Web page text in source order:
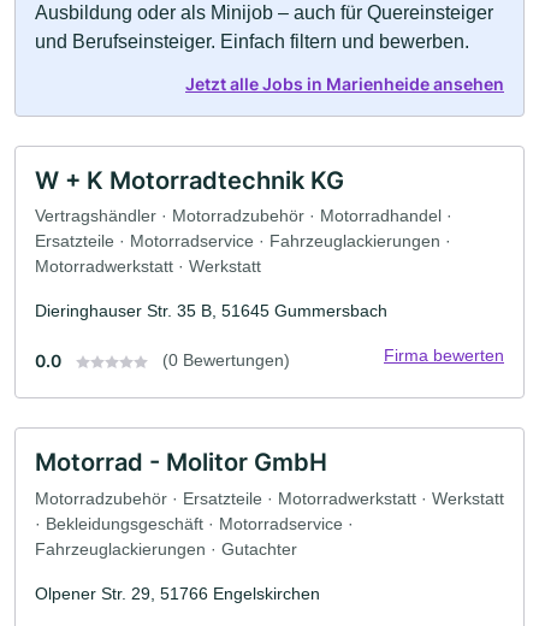
Ausbildung oder als Minijob – auch für Quereinsteiger
und Berufseinsteiger. Einfach filtern und bewerben.
Jetzt alle Jobs in Marienheide ansehen
W + K Motorradtechnik KG
Vertragshändler · Motorradzubehör · Motorradhandel ·
Ersatzteile · Motorradservice · Fahrzeuglackierungen ·
Motorradwerkstatt · Werkstatt
Dieringhauser Str. 35 B, 51645 Gummersbach
0.0 (0 Bewertungen) Firma bewerten
Motorrad - Molitor GmbH
Motorradzubehör · Ersatzteile · Motorradwerkstatt · Werkstatt
· Bekleidungsgeschäft · Motorradservice ·
Fahrzeuglackierungen · Gutachter
Olpener Str. 29, 51766 Engelskirchen